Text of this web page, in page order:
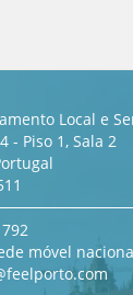
Local e
- Piso 1, Sala 2
móvel